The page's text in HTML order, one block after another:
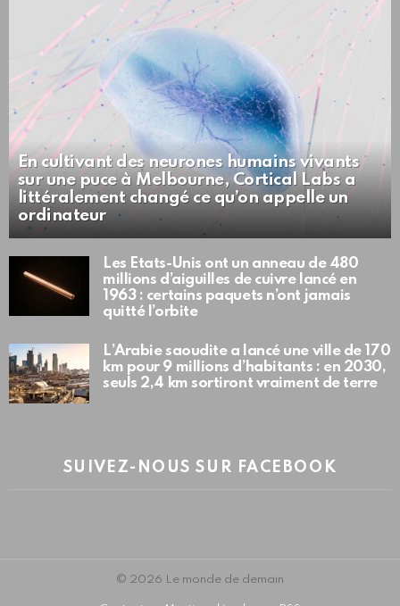
En cultivant des neurones humains vivants
sur une puce à Melbourne, Cortical Labs a
littéralement changé ce qu’on appelle un
ordinateur
Les États-Unis ont un anneau de 480
millions d’aiguilles de cuivre lancé en
1963 : certains paquets n’ont jamais
quitté l’orbite
L’Arabie saoudite a lancé une ville de 170
km pour 9 millions d’habitants : en 2030,
seuls 2,4 km sortiront vraiment de terre
SUIVEZ-NOUS SUR FACEBOOK
© 2026 Le monde de demain